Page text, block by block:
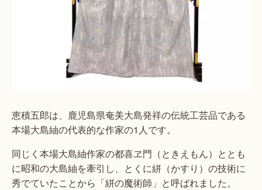
恵積五郎は、鹿児島県奄美大島発祥の伝統工芸品である
本場大島紬の代表的な作家の1人です。
同じく本場大島紬作家の都喜ヱ門（ときえもん）ととも
に昭和の大島紬を牽引し、とくに絣（かすり）の技術に
秀でていたことから「絣の魔術師」と呼ばれました。